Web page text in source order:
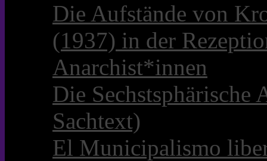
Die Aufstände von
(1937) in der
Anarchist*innen
Die Sechstsphärische
Sachtext)
El Municipalismo